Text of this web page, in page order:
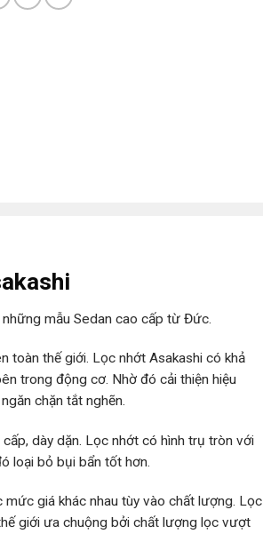
mẫu Sedan cao cấp từ Đức.
toàn thế giới. Lọc nhớt Asakashi có khả
trong động cơ. Nhờ đó cải thiện hiệu
chặn tắt nghẽn.
dày dặn. Lọc nhớt có hình trụ tròn với
loại bỏ bụi bẩn tốt hơn.
giá khác nhau tùy vào chất lượng. Lọc
giới ưa chuộng bởi chất lượng lọc vượt